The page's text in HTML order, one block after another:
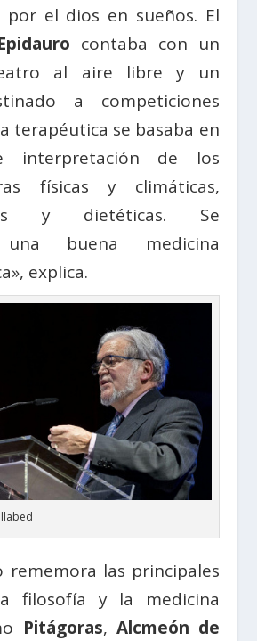
por el dios en sueños. El
contaba con un
al aire libre y un
a competiciones
terapéutica se basaba en
interpretación de los
físicas y climáticas,
y dietéticas. Se
una buena medicina
explica.
rememora las principales
filosofía y la medicina
Pitágoras, Alcmeón de